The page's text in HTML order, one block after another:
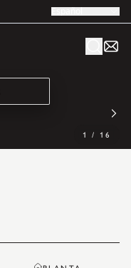
Español
1 / 16